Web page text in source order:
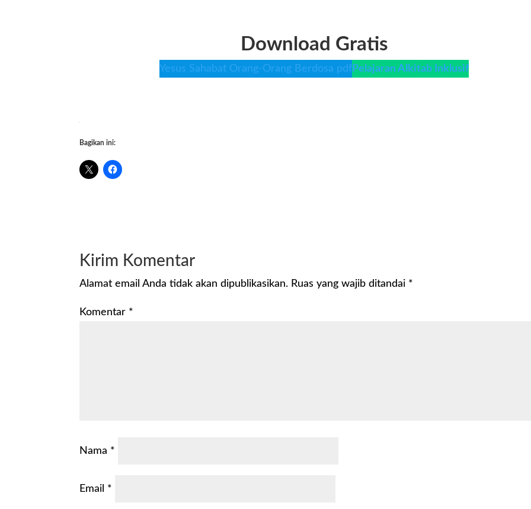
Download Gratis
Yesus Sahabat Orang-Orang Berdosa pdf Pelajaran Alkitab Inklusif
Bagikan ini:
Kirim Komentar
Alamat email Anda tidak akan dipublikasikan. Ruas yang wajib ditandai *
Komentar *
Nama *
Email *